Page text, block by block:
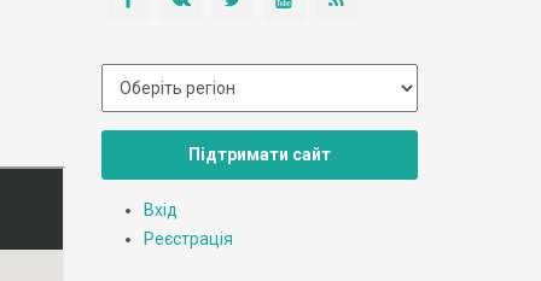
Підтримати сайт
Вхід
Реєстрація